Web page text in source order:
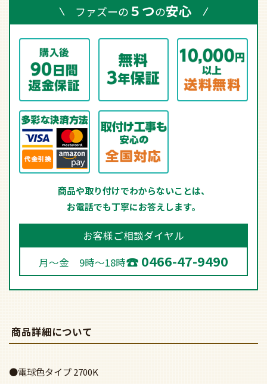
ファズーの５つの安心
商品や取り付けでわからないことは、
お電話でも丁寧にお答えします。
お客様ご相談ダイヤル
月～金 9時～18時
0466-47-9490
商品詳細について
●電球色タイプ 2700K